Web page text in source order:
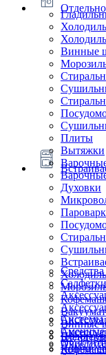
Винные
Плиты
Вытяжки
Духовки
Винные
Ящики
Блендеры
Системы
Сменные